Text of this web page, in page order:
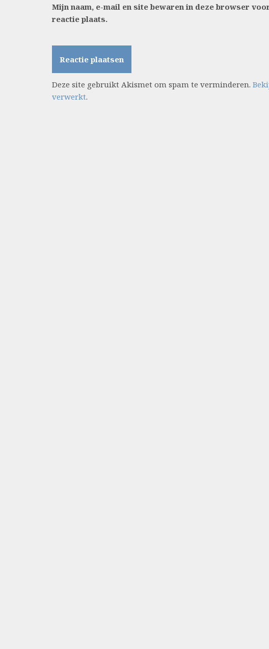
Mijn naam, e-mail en site bewaren in deze browser
reactie plaats.
Deze site gebruikt Akismet om spam te verminderen.
verwerkt.